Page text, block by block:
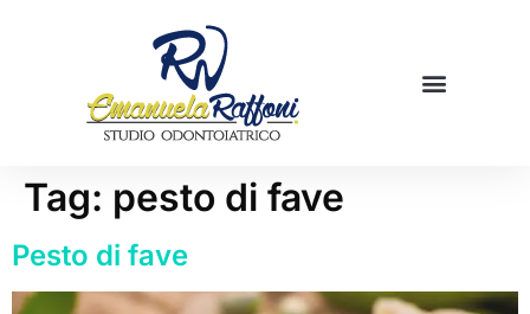
Tag: pesto di fave
Pesto di fave